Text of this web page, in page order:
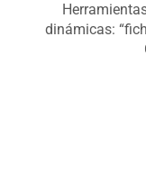
dinámicas: